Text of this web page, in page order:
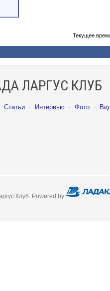
Текущее
ЛАРГУС КЛУБ
Статьи · Интервью · Фото ·
Клуб. Powered by